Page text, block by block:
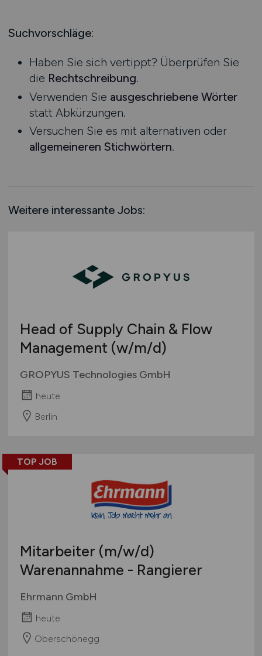
Schienen- / Straßen- / Luft- / Seefracht
Supply Chain Management
Vertrieb / Verkauf / Handel
Zoll / Behörden
Sonstige
Mecklenburg-Vorpommern
Nordrhein-Westfalen
Rheinland-Pfalz
Saarland
Sachsen
Sachsen-Anhalt
Schleswig-Holstein
Schweiz
Suchvorschläge:
Haben Sie sich vertippt? Überprüfen Sie
die Rechtschreibung.
Verwenden Sie ausgeschriebene Wörter
statt Abkürzungen.
Versuchen Sie es mit alternativen oder
allgemeineren Stichwörtern.
Weitere interessante Jobs:
Head of Supply Chain & Flow
Management (w/m/d)
GROPYUS Technologies GmbH
heute
Berlin
TOP JOB
Mitarbeiter (m/w/d)
Warenannahme - Rangierer
Ehrmann GmbH
heute
Oberschönegg